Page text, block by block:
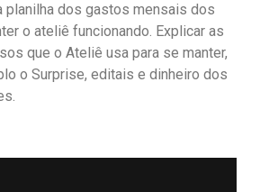
planilha dos gastos mensais dos
o ateliê funcionando. Explicar as
que o Ateliê usa para se manter,
o Surprise, editais e dinheiro dos